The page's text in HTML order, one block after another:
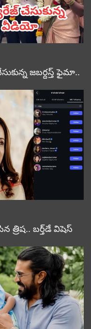
జబర్దస్త్ ఫైమా..
బర్త్‌డే విషెస్